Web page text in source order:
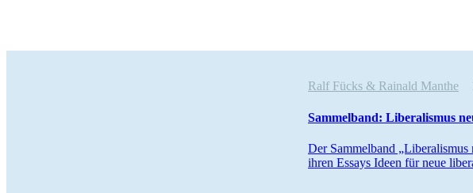
Ralf Fücks & Rainald Manthe
Sammelband: Libera­lismus
Der Sammelband
ihren Essays Ideen für neue